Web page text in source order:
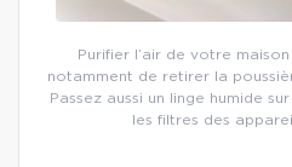
Purifier l’air de votre
notamment de retirer la
Passez aussi un linge humide
les filtres des